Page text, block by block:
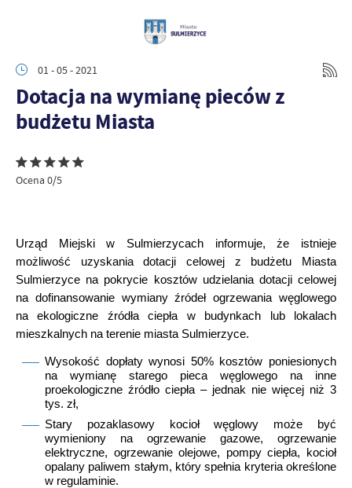
01 - 05 - 2021
Dotacja na wymianę pieców z
budżetu Miasta
Ocena 0/5
Urząd Miejski w Sulmierzycach informuje, że istnieje
możliwość uzyskania dotacji celowej z budżetu Miasta
Sulmierzyce na pokrycie kosztów udzielania dotacji celowej
na dofinansowanie wymiany źródeł ogrzewania węglowego
na ekologiczne źródła ciepła w budynkach lub lokalach
mieszkalnych na terenie miasta Sulmierzyce.
Wysokość dopłaty wynosi 50% kosztów poniesionych
na wymianę starego pieca węglowego na inne
proekologiczne źródło ciepła – jednak nie więcej niż 3
tys. zł,
Stary pozaklasowy kocioł węglowy może być
wymieniony na ogrzewanie gazowe, ogrzewanie
elektryczne, ogrzewanie olejowe, pompy ciepła, kocioł
opalany paliwem stałym, który spełnia kryteria określone
w regulaminie.